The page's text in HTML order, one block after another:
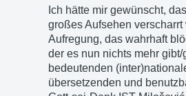
Ich hätte mir gewünscht,
großes Aufsehen
Aufregung, das wahrhaft
der es nun nichts mehr
bedeutenden
übersetzenden und